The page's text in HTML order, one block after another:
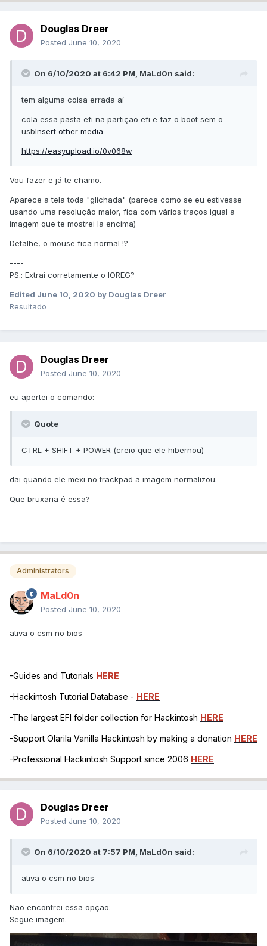
Douglas Dreer
Posted June 10, 2020
On 6/10/2020 at 6:42 PM, MaLd0n said:
tem alguma coisa errada aí
cola essa pasta efi na partição efi e faz o boot sem o
usbInsert other media
https://easyupload.io/0v068w
Vou fazer e já te chamo.
Aparece a tela toda "glichada" (parece como se eu estivesse
usando uma resolução maior, fica com vários traços igual a
imagem que te mostrei la encima)
Detalhe, o mouse fica normal !?
----
PS.: Extrai corretamente o IOREG?
Edited June 10, 2020 by Douglas Dreer
Resultado
Douglas Dreer
Posted June 10, 2020
eu apertei o comando:
Quote
CTRL + SHIFT + POWER (creio que ele hibernou)
dai quando ele mexi no trackpad a imagem normalizou.
Que bruxaria é essa?
Administrators
MaLd0n
Posted June 10, 2020
ativa o csm no bios
-Guides and Tutorials HERE
-Hackintosh Tutorial Database - HERE
-The largest EFI folder collection for Hackintosh HERE
-Support Olarila Vanilla Hackintosh by making a donation HERE
-Professional Hackintosh Support since 2006 HERE
Douglas Dreer
Posted June 10, 2020
On 6/10/2020 at 7:57 PM, MaLd0n said:
ativa o csm no bios
Não encontrei essa opção:
Segue imagem.